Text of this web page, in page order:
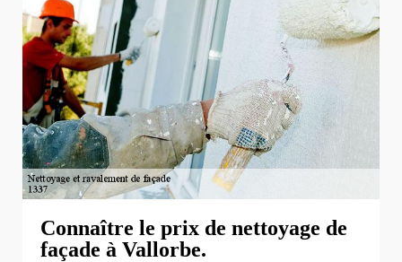
Connaître le prix de nettoyage de
façade à Vallorbe.